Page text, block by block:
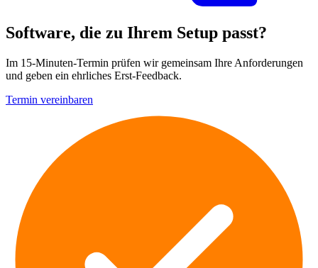
Software, die zu Ihrem Setup passt?
Im 15-Minuten-Termin prüfen wir gemeinsam Ihre Anforderungen
und geben ein ehrliches Erst-Feedback.
Termin vereinbaren